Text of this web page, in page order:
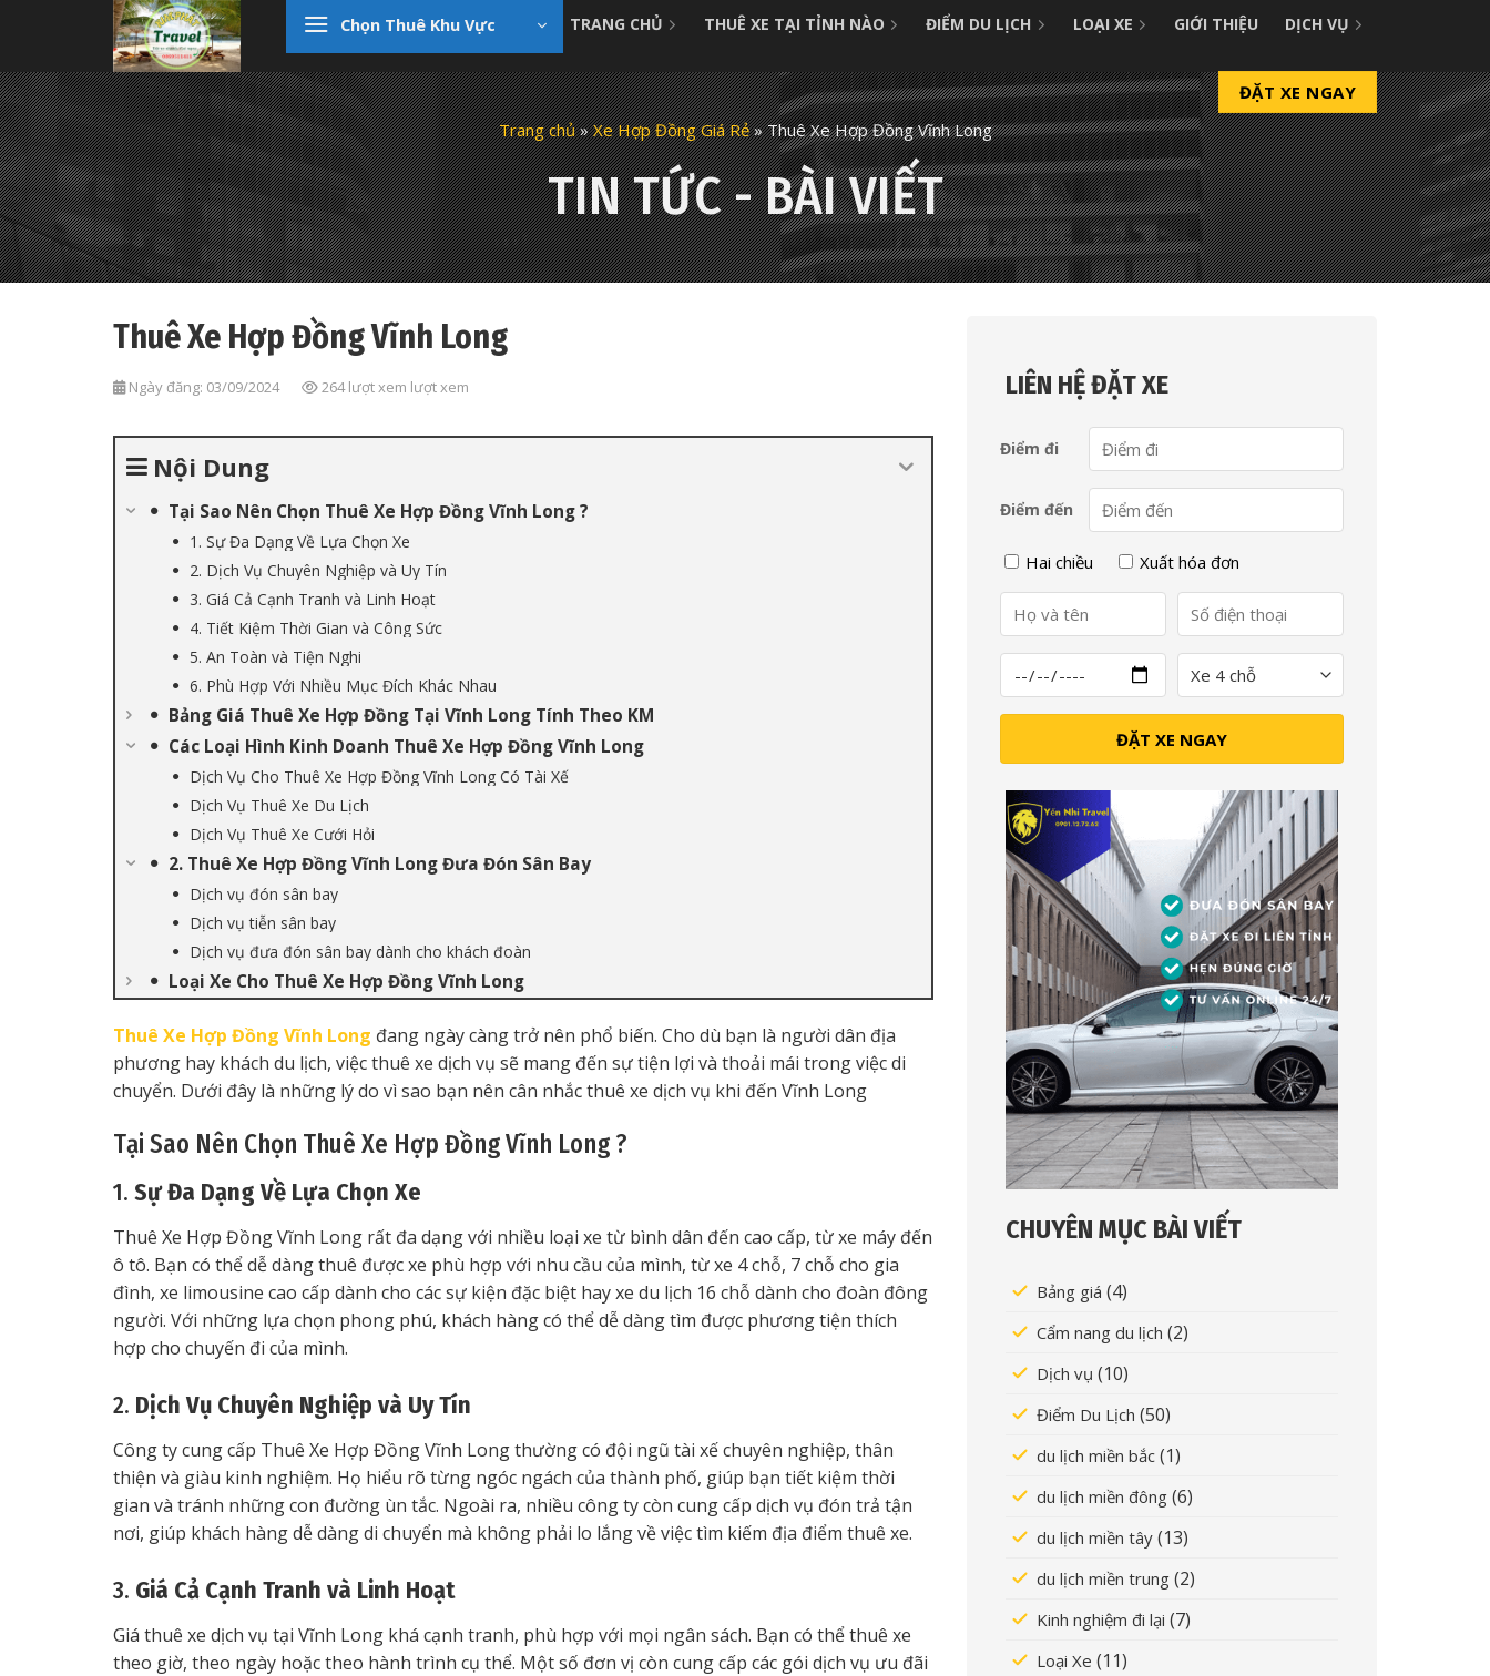
content
Chọn Thuê Khu Vực TRANG CHỦ THUÊ XE TẠI TỈNH NÀO ĐIỂM DU LỊCH LOẠI XE GIỚI THIỆU DỊCH VỤ
ĐẶT XE NGAY
Trang chủ»Xe Hợp Đồng Giá Rẻ»Thuê Xe Hợp Đồng Vĩnh Long
TIN TỨC - BÀI VIẾT
Thuê Xe Hợp Đồng Vĩnh Long
Ngày đăng: 03/09/2024 264 lượt xem lượt xem
Nội Dung
Tại Sao Nên Chọn Thuê Xe Hợp Đồng Vĩnh Long ?
1. Sự Đa Dạng Về Lựa Chọn Xe
2. Dịch Vụ Chuyên Nghiệp và Uy Tín
3. Giá Cả Cạnh Tranh và Linh Hoạt
4. Tiết Kiệm Thời Gian và Công Sức
5. An Toàn và Tiện Nghi
6. Phù Hợp Với Nhiều Mục Đích Khác Nhau
Bảng Giá Thuê Xe Hợp Đồng Tại Vĩnh Long Tính Theo KM
Các Loại Hình Kinh Doanh Thuê Xe Hợp Đồng Vĩnh Long
Dịch Vụ Cho Thuê Xe Hợp Đồng Vĩnh Long Có Tài Xế
Dịch Vụ Thuê Xe Du Lịch
Dịch Vụ Thuê Xe Cưới Hỏi
2. Thuê Xe Hợp Đồng Vĩnh Long Đưa Đón Sân Bay
Dịch vụ đón sân bay
Dịch vụ tiễn sân bay
Dịch vụ đưa đón sân bay dành cho khách đoàn
Loại Xe Cho Thuê Xe Hợp Đồng Vĩnh Long
Thuê Xe Hợp Đồng Vĩnh Long đang ngày càng trở nên phổ biến. Cho dù bạn là người dân địa
phương hay khách du lịch, việc thuê xe dịch vụ sẽ mang đến sự tiện lợi và thoải mái trong việc di
chuyển. Dưới đây là những lý do vì sao bạn nên cân nhắc thuê xe dịch vụ khi đến Vĩnh Long
Tại Sao Nên Chọn Thuê Xe Hợp Đồng Vĩnh Long ?
1. Sự Đa Dạng Về Lựa Chọn Xe
Thuê Xe Hợp Đồng Vĩnh Long rất đa dạng với nhiều loại xe từ bình dân đến cao cấp, từ xe máy đến
ô tô. Bạn có thể dễ dàng thuê được xe phù hợp với nhu cầu của mình, từ xe 4 chỗ, 7 chỗ cho gia
đình, xe limousine cao cấp dành cho các sự kiện đặc biệt hay xe du lịch 16 chỗ dành cho đoàn đông
người. Với những lựa chọn phong phú, khách hàng có thể dễ dàng tìm được phương tiện thích
hợp cho chuyến đi của mình.
2. Dịch Vụ Chuyên Nghiệp và Uy Tín
Công ty cung cấp Thuê Xe Hợp Đồng Vĩnh Long thường có đội ngũ tài xế chuyên nghiệp, thân
thiện và giàu kinh nghiệm. Họ hiểu rõ từng ngóc ngách của thành phố, giúp bạn tiết kiệm thời
gian và tránh những con đường ùn tắc. Ngoài ra, nhiều công ty còn cung cấp dịch vụ đón trả tận
nơi, giúp khách hàng dễ dàng di chuyển mà không phải lo lắng về việc tìm kiếm địa điểm thuê xe.
3. Giá Cả Cạnh Tranh và Linh Hoạt
Giá thuê xe dịch vụ tại Vĩnh Long khá cạnh tranh, phù hợp với mọi ngân sách. Bạn có thể thuê xe
theo giờ, theo ngày hoặc theo hành trình cụ thể. Một số đơn vị còn cung cấp các gói dịch vụ ưu đãi
LIÊN HỆ ĐẶT XE
Điểm đi
Điểm đến
Hai chiều Xuất hóa đơn
CHUYÊN MỤC BÀI VIẾT
Bảng giá (4)
Cẩm nang du lịch (2)
Dịch vụ (10)
Điểm Du Lịch (50)
du lịch miền bắc (1)
du lịch miền đông (6)
du lịch miền tây (13)
du lịch miền trung (2)
Kinh nghiệm đi lại (7)
Loại Xe (11)